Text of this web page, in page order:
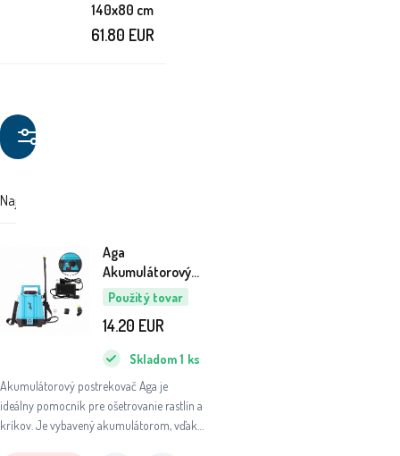
140x80 cm
61.80 EUR
Najdrahšie
Použitý tovar
Aga
Akumulátorový
postrekovač 5 l
6DAZ455 - II.
AKOSŤ
Akumulátorový postrekovač Aga je
ideálny pomocník pre ošetrovanie rastlín a
kríkov. Je vybavený akumulátorom, vďaka
Skladom 1 ks
14.20 EUR